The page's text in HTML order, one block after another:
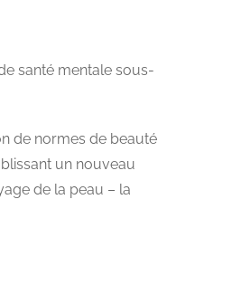
santé mentale sous-
de normes de beauté
un nouveau
de la peau – la